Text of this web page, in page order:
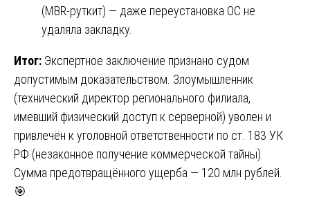
(MBR-руткит) — даже переустановка ОС не
удаляла закладку.
Итог: Экспертное заключение признано судом
допустимым доказательством. Злоумышленник
(технический директор регионального филиала,
имевший физический доступ к серверной) уволен и
привлечён к уголовной ответственности по ст. 183 УК
РФ (незаконное получение коммерческой тайны).
Сумма предотвращённого ущерба — 120 млн рублей.
🎯